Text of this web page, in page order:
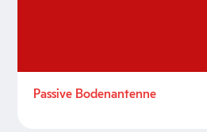
Passive Bodenantenne